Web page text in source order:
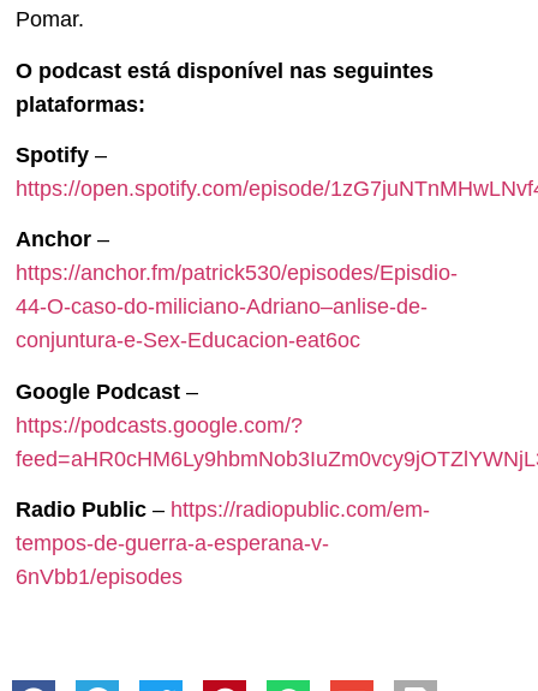
Pomar.
O podcast está disponível nas seguintes
plataformas:
Spotify –
https://open.spotify.com/episode/
Anchor –
https://anchor.fm/patrick530/episodes/Episdio-
44-O-caso-do-miliciano-Adriano–anlise-de-
conjuntura-e-Sex-Educacion-eat6oc
Google Podcast –
https://podcasts.google.com/?
Radio Public – https://radiopublic.com/em-
tempos-de-guerra-a-esperana-v-
6nVbb1/episodes